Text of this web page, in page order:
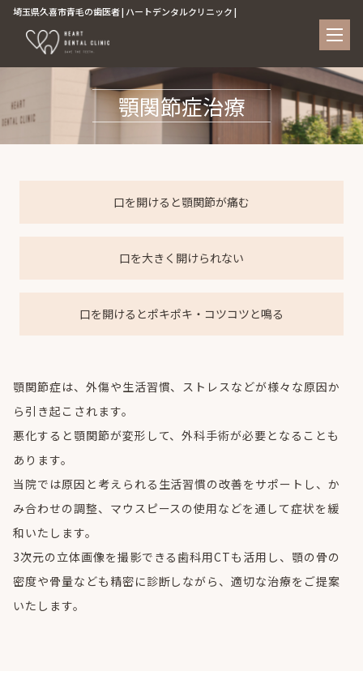
埼玉県久喜市青毛の歯医者 | ハートデンタルクリニック |
顎関節症治療
口を開けると顎関節が痛む
口を大きく開けられない
口を開けるとポキポキ・コツコツと鳴る
顎関節症は、外傷や生活習慣、ストレスなどが様々な原因か
ら引き起こされます。
悪化すると顎関節が変形して、外科手術が必要となることも
あります。
当院では原因と考えられる生活習慣の改善をサポートし、か
み合わせの調整、マウスピースの使用などを通して症状を緩
和いたします。
3次元の立体画像を撮影できる歯科用CTも活用し、顎の骨の
密度や骨量なども精密に診断しながら、適切な治療をご提案
いたします。